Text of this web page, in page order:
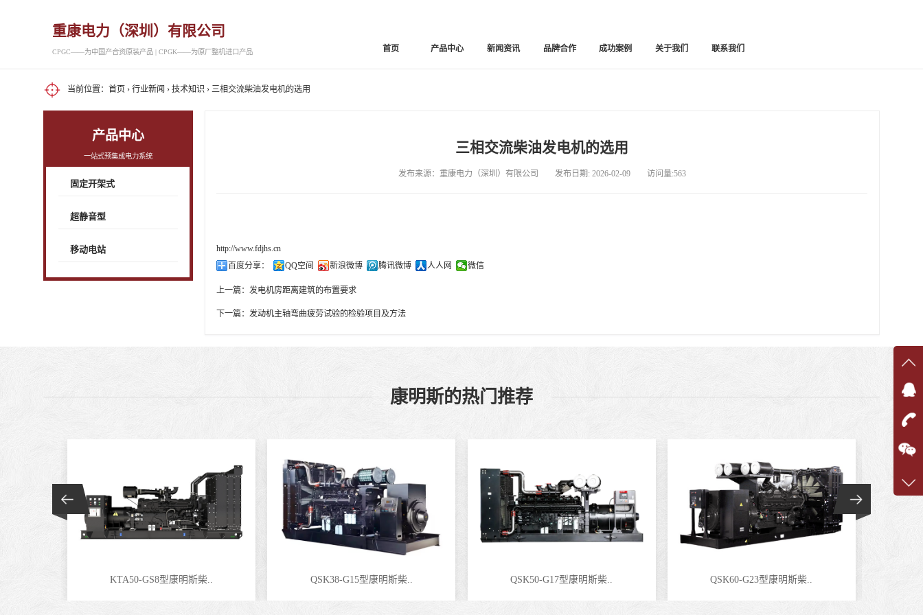
重康电力（深圳）有限公司
CPGC——为中国产合资原装产品 | CPGK——为原厂整机进口产品 首页 产品中心 新闻资讯 品牌合作 成功案例 关于我们 联系我们
当前位置： 首页 › 行业新闻 › 技术知识 › 三相交流柴油发电机的选用
产品中心
一站式预集成电力系统
固定开架式
超静音型
移动电站
三相交流柴油发电机的选用
发布来源：重康电力（深圳）有限公司 发布日期: 2026-02-09 访问量:563
http://www.fdjhs.cn
百度分享：
QQ空间 新浪微博 腾讯微博 人人网 微信
上一篇： 发电机房距离建筑的布置要求
下一篇：发动机主轴弯曲疲劳试验的检验项目及方法
康明斯的热门推荐
KTA50-GS8型康明斯柴.. QSK38-G15型康明斯柴.. QSK50-G17型康明斯柴.. QSK60-G23型康明斯柴..
在线
在
咨询
客服